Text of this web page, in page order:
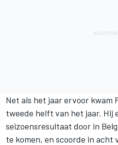
Net als het jaar ervoor kwam
tweede helft van het jaar. Hij
seizoensresultaat door in
te komen, en scoorde in acht